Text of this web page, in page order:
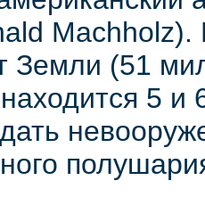
Земли (51
5 и